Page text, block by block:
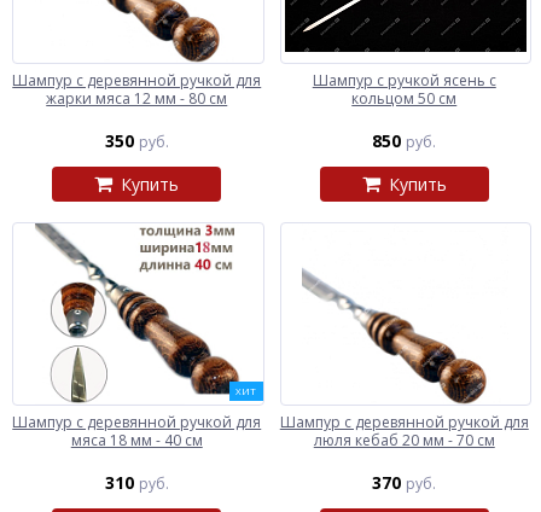
Шампур с деревянной ручкой для
жарки мяса 12 мм - 80 см
350 руб.
Купить
Шампур с ручкой ясень с
кольцом 50 см
850 руб.
Купить
ХИТ
Шампур с деревянной ручкой для
мяса 18 мм - 40 см
310 руб.
Шампур с деревянной ручкой для
люля кебаб 20 мм - 70 см
370 руб.